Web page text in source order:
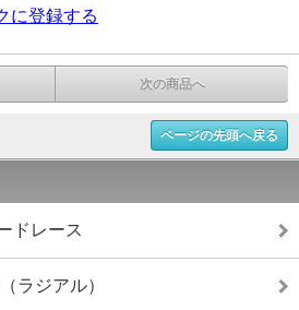
に登録する
次の商品へ
ページの先頭へ戻る
ドレース
ラジアル）